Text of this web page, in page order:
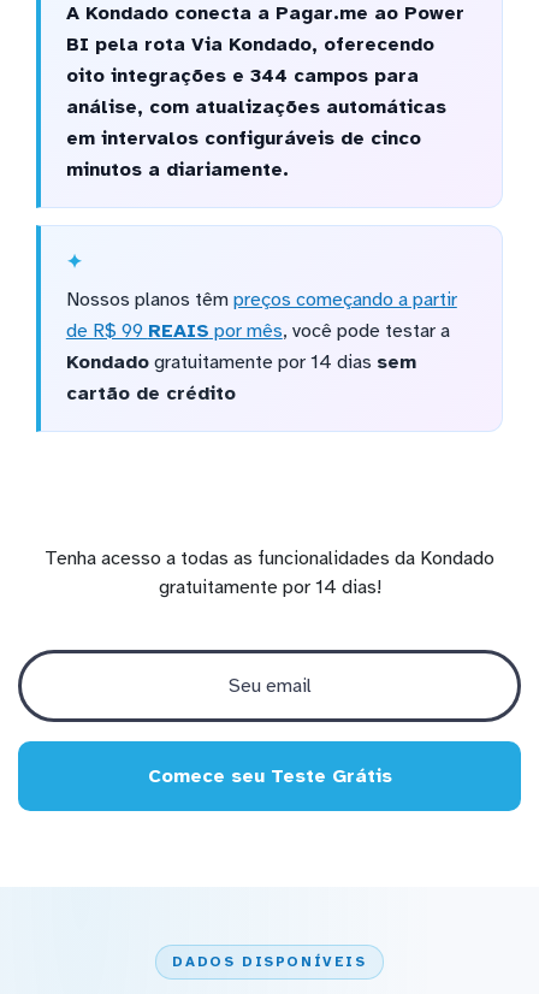
A Kondado conecta a Pagar.me ao Power
BI pela rota Via Kondado, oferecendo
oito integrações e 344 campos para
análise, com atualizações automáticas
em intervalos configuráveis de cinco
minutos a diariamente.
Nossos planos têm preços começando a partir
de R$ 99 REAIS por mês, você pode testar a
Kondadogratuitamente por 14 dias sem
cartão de crédito
Tenha acesso a todas as funcionalidades da Kondado
gratuitamente por 14 dias!
Comece seu Teste Grátis
DADOS DISPONÍVEIS